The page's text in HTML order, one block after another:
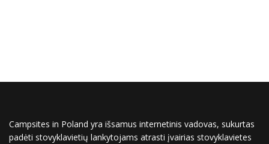
Campsites in Poland yra išsamus internetinis vadovas, sukurtas
padėti stovyklavietių lankytojams atrasti įvairias stovyklavietes